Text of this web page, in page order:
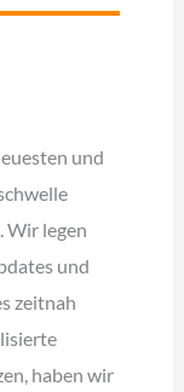
und
Wir legen
und
zeitnah
haben wir